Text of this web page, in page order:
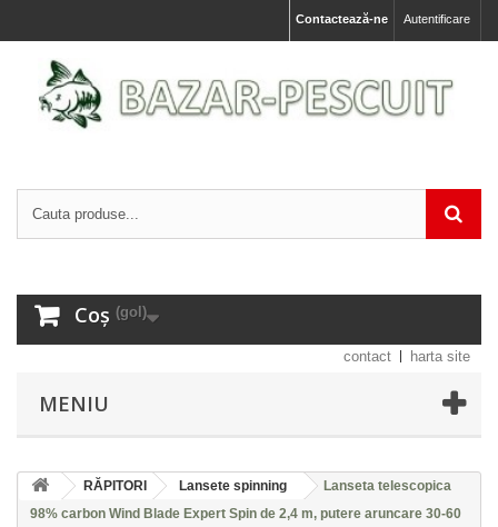
Autentificare
Contactează-ne
Coș (gol)
contact harta site
MENIU
RĂPITORI Lansete spinning
Lanseta telescopica
98% carbon Wind Blade Expert Spin de 2,4 m, putere aruncare 30-60